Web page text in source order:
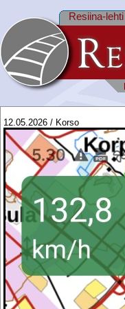
Resiina-lehti
12.05.2026 / Korso